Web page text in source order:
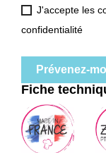
J'accepte les
confidentialité
Prévenez-
Fiche